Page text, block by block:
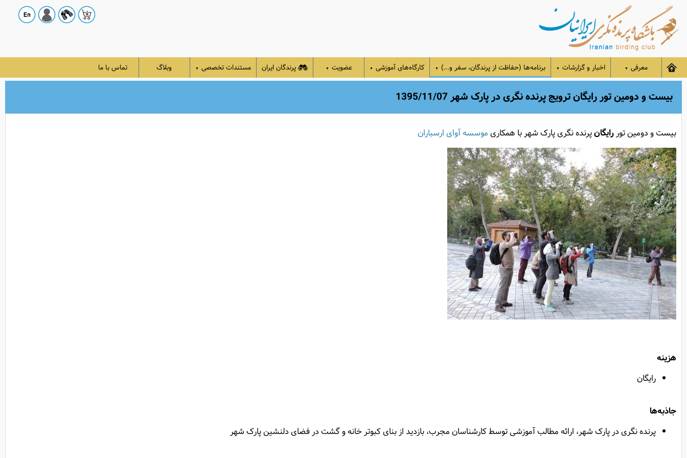
معرفی ▼ اخبار و گزارشات ▼ برنامه‌ها (حفاظت از پرندگان، سفر و...) ▼ کارگاه‌های آموزشی ▼ عضویت ▼ پرندگان ایران مستندات تخصصی ▼ وبلاگ تماس با ما
بیست و دومین تور رایگان ترویج پرنده نگری در پارک شهر 1395/11/07
بیست و دومین توررایگانپرنده نگری پارک شهر با همکاریموسسه آوای ارسباران
هزینه
رایگان
جاذبه‌ها
پرنده نگری در پارک شهر، ارائه مطالب آموزشی توسط کارشناسان مجرب، بازدید از بنای کبوتر خانه و گشت در فضای دلنشین پارک شهر